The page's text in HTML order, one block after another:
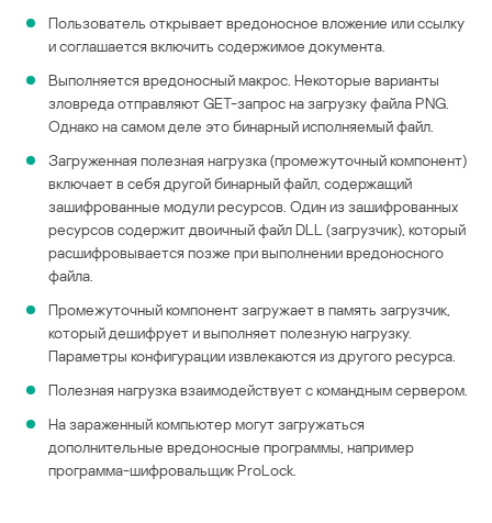
Пользователь открывает вредоносное вложение или ссылку
и соглашается включить содержимое документа.
Выполняется вредоносный макрос. Некоторые варианты
зловреда отправляют GET-запрос на загрузку файла PNG.
Однако на самом деле это бинарный исполняемый файл.
Загруженная полезная нагрузка (промежуточный компонент)
включает в себя другой бинарный файл, содержащий
зашифрованные модули ресурсов. Один из зашифрованных
ресурсов содержит двоичный файл DLL (загрузчик), который
расшифровывается позже при выполнении вредоносного
файла.
Промежуточный компонент загружает в память загрузчик,
который дешифрует и выполняет полезную нагрузку.
Параметры конфигурации извлекаются из другого ресурса.
Полезная нагрузка взаимодействует с командным сервером.
На зараженный компьютер могут загружаться
дополнительные вредоносные программы, например
программа-шифровальщик ProLock.